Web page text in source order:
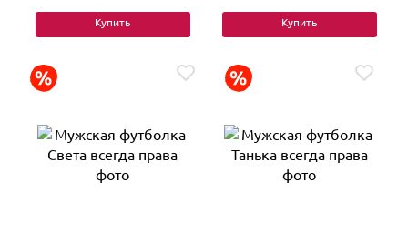
Купить Купить